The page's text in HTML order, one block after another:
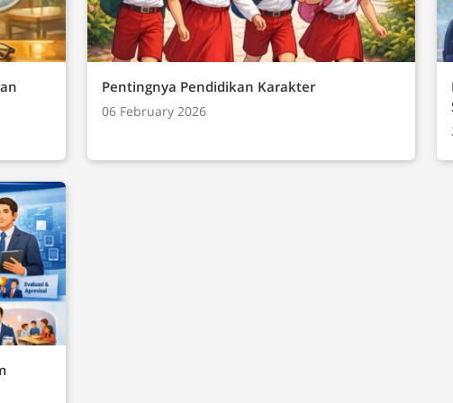
(Internet)Analisis DataDampak Sosial
Lintas Bidang
Pentingnya Pendidikan Karakter
06 February 2026